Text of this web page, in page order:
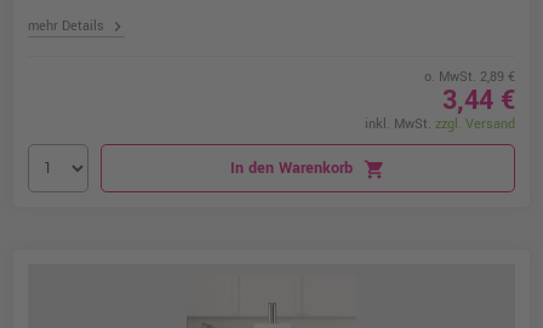
mehr Details chevron_right
o. MwSt. 2,89 €
3,44 €
inkl. MwSt. zzgl. Versand
In den Warenkorb shopping_cart